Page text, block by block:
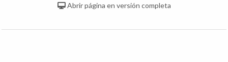
Abrir página en versión completa